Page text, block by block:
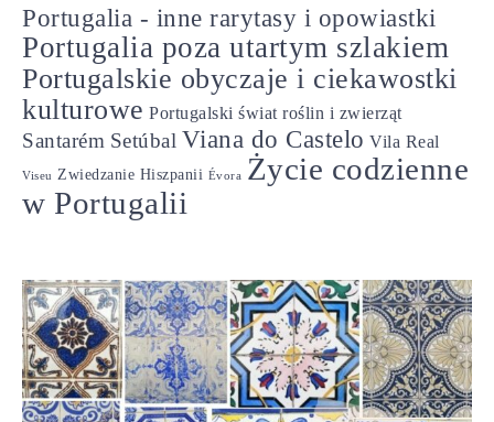
Portugalia - inne rarytasy i opowiastki
Portugalia poza utartym szlakiem
Portugalskie obyczaje i ciekawostki
kulturowe Portugalski świat roślin i zwierząt
Santarém Setúbal Viana do Castelo Vila Real
Viseu Zwiedzanie Hiszpanii Évora
Życie codzienne
w Portugalii